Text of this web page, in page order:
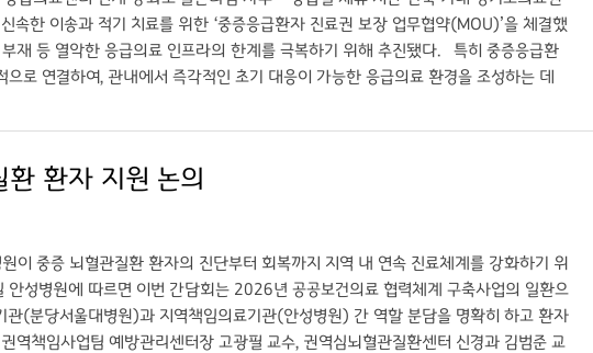
해 나갈 방침이다.
한 이송과 적기 치료를 위한 ‘중증응급환자 진료권 보장 업무협약(MOU)’을 체결했
재 등 열악한 응급의료 인프라의 한계를 극복하기 위해 추진됐다. 특히 중증응급환
로 연결하여, 관내에서 즉각적인 초기 대응이 가능한 응급의료 환경을 조성하는 데
가겠다”고 밝혔다. 이어 “이번 협약을 발판 삼아 시민들이 관내에서 안심하고 모든
다”며, “이번 협약이 양 기관이 서로에게 가장 든든한 조력자가 되는 계기가 되길
단을 존중해 적정 병원을 신속히 선정하는 한편, 포천병원은 가용한 인력과 시설 범
한 경우 소방과의 유기적 연계를 통해 절차를 앞당기는 등 치료의 연속성을 확보하
환 환자 지원 논의
이 중증 뇌혈관질환 환자의 진단부터 회복까지 지역 내 연속 진료체계를 강화하기 위
성병원에 따르면 이번 간담회는 2026년 공공보건의료 협력체계 구축사업의 일환으
(분당서울대병원)과 지역책임의료기관(안성병원) 간 역할 분담을 명확히 하고 환자
책임사업팀 예방관리센터장 고광필 교수, 권역심뇌혈관질환센터 신경과 김범준 교